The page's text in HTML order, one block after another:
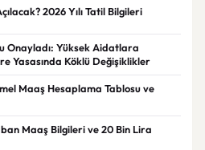
2026 Yılı Tatil Bilgileri
Onayladı: Yüksek Aidatlara
Yasasında Köklü Değişiklikler
Maaş Hesaplama Tablosu ve
Maaş Bilgileri ve 20 Bin Lira